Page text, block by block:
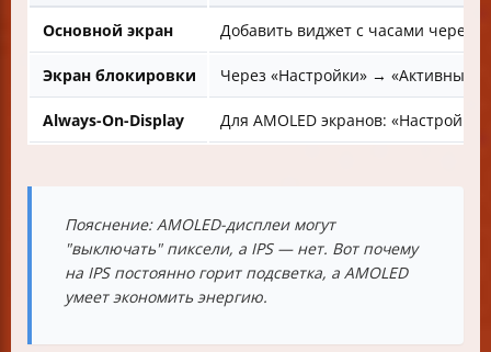
Основной экран Добавить виджет с часами через
Экран блокировки Через «Настройки» → «Активный
Always-On-Display Для AMOLED экранов:
Пояснение: AMOLED-дисплеи могут
"выключать" пиксели, а IPS — нет. Вот почему
на IPS постоянно горит подсветка, а AMOLED
умеет экономить энергию.